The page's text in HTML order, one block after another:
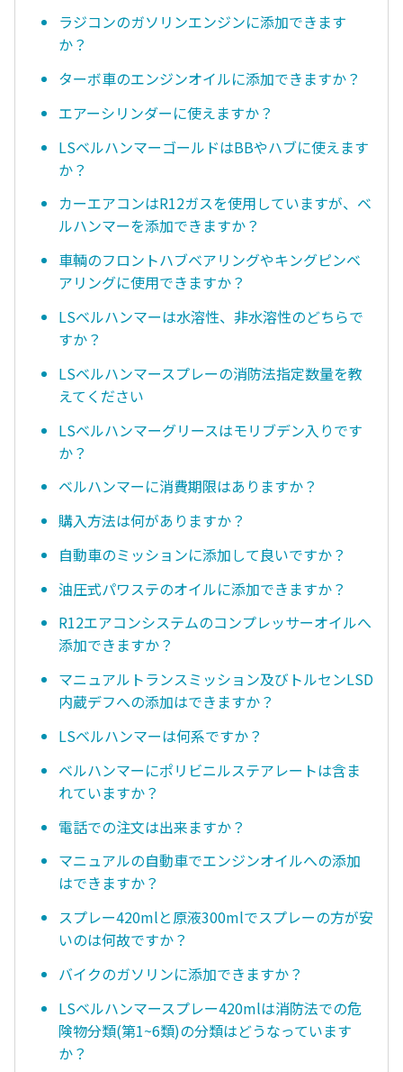
ラジコンのガソリンエンジンに添加できます
か？
ターボ車のエンジンオイルに添加できますか？
エアーシリンダーに使えますか？
LSベルハンマーゴールドはBBやハブに使えます
か？
カーエアコンはR12ガスを使用していますが、ベ
ルハンマーを添加できますか？
車輌のフロントハブベアリングやキングピンベ
アリングに使用できますか？
LSベルハンマーは水溶性、非水溶性のどちらで
すか？
LSベルハンマースプレーの消防法指定数量を教
えてください
LSベルハンマーグリースはモリブデン入りです
か？
ベルハンマーに消費期限はありますか？
購入方法は何がありますか？
自動車のミッションに添加して良いですか？
油圧式パワステのオイルに添加できますか？
R12エアコンシステムのコンプレッサーオイルへ
添加できますか？
マニュアルトランスミッション及びトルセンLSD
内蔵デフへの添加はできますか？
LSベルハンマーは何系ですか？
ベルハンマーにポリビニルステアレートは含ま
れていますか？
電話での注文は出来ますか？
マニュアルの自動車でエンジンオイルへの添加
はできますか？
スプレー420mlと原液300mlでスプレーの方が安
いのは何故ですか？
バイクのガソリンに添加できますか？
LSベルハンマースプレー420mlは消防法での危
険物分類(第1~6類)の分類はどうなっています
か？